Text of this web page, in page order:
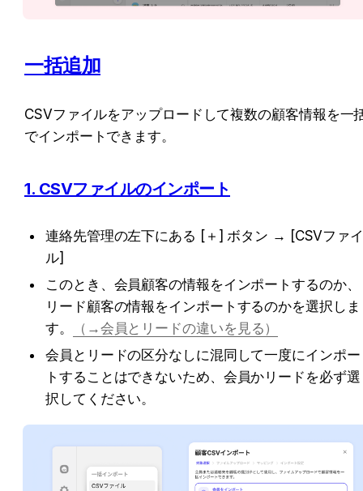
一括追加
CSVファイルをアップロードして複数の顧客情報を一
でインポートできます。
1. CSVファイルのインポート
連絡先管理の左下にある [＋] ボタン → [CSVファ
ル]
このとき、会員顧客の情報をインポートするのか、
リード顧客の情報をインポートするのかを選択しま
す。
（→会員とリードの違いを見る）
会員とリードの区分なしに混同して一度にインポー
トすることはできないため、会員かリードを必ず選
択してください。